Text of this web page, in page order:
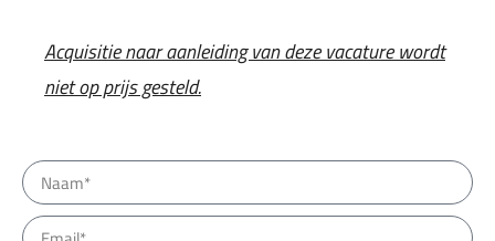
Acquisitie naar aanleiding van deze vacature wordt
niet op prijs gesteld.